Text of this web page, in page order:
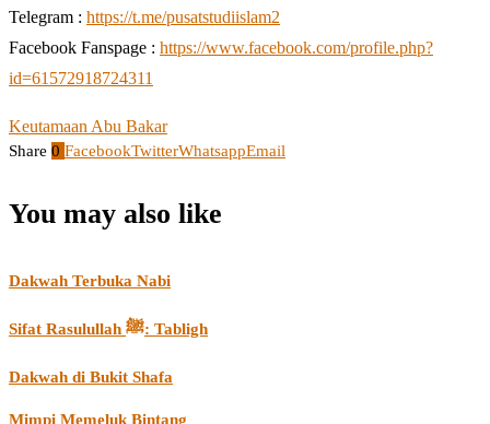
Telegram : https://t.me/pusatstudiislam2
Facebook Fanspage : https://www.facebook.com/profile.php?
id=61572918724311
Keutamaan Abu Bakar
Share 0 FacebookTwitterWhatsappEmail
You may also like
Dakwah Terbuka Nabi
Sifat Rasulullah ﷺ: Tabligh
Dakwah di Bukit Shafa
Mimpi Memeluk Bintang